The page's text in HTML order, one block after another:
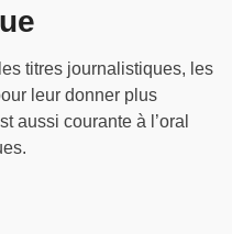
titres journalistiques, les
leur donner plus
aussi courante à l’oral